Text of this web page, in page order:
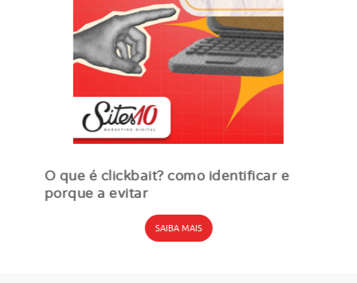
O que é clickbait? como identificar e
porque a evitar
SAIBA MAIS